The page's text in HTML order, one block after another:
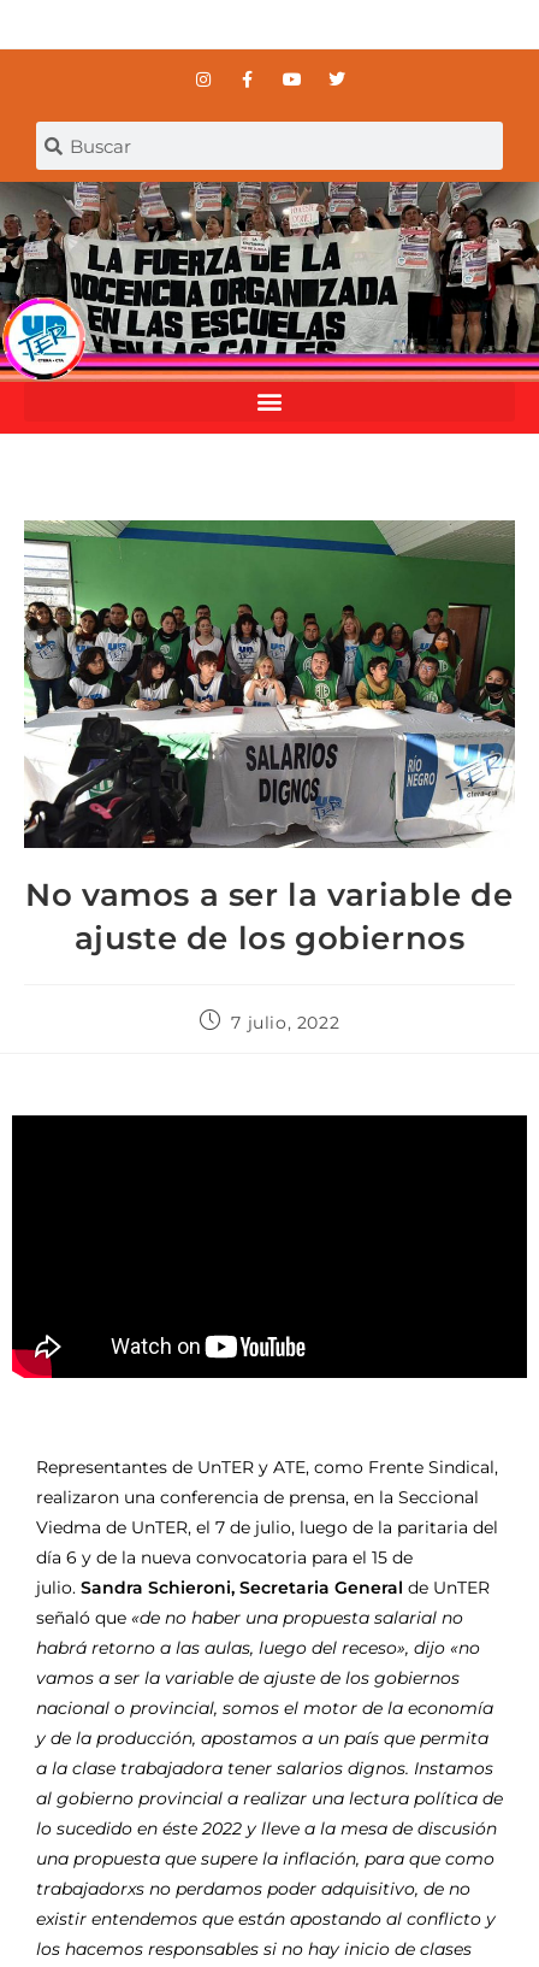
No vamos a ser la variable de
ajuste de los gobiernos
7 julio, 2022
Representantes de UnTER y ATE, como Frente Sindical,
realizaron una conferencia de prensa, en la Seccional
Viedma de UnTER, el 7 de julio, luego de la paritaria del
día 6 y de la nueva convocatoria para el 15 de
julio. Sandra Schieroni, Secretaria General de UnTER
señaló que «de no haber una propuesta salarial no
habrá retorno a las aulas, luego del receso», dijo «no
vamos a ser la variable de ajuste de los gobiernos
nacional o provincial, somos el motor de la economía
y de la producción, apostamos a un país que permita
a la clase trabajadora tener salarios dignos. Instamos
al gobierno provincial a realizar una lectura política de
lo sucedido en éste 2022 y lleve a la mesa de discusión
una propuesta que supere la inflación, para que como
trabajadorxs no perdamos poder adquisitivo, de no
existir entendemos que están apostando al conflicto y
los hacemos responsables si no hay inicio de clases